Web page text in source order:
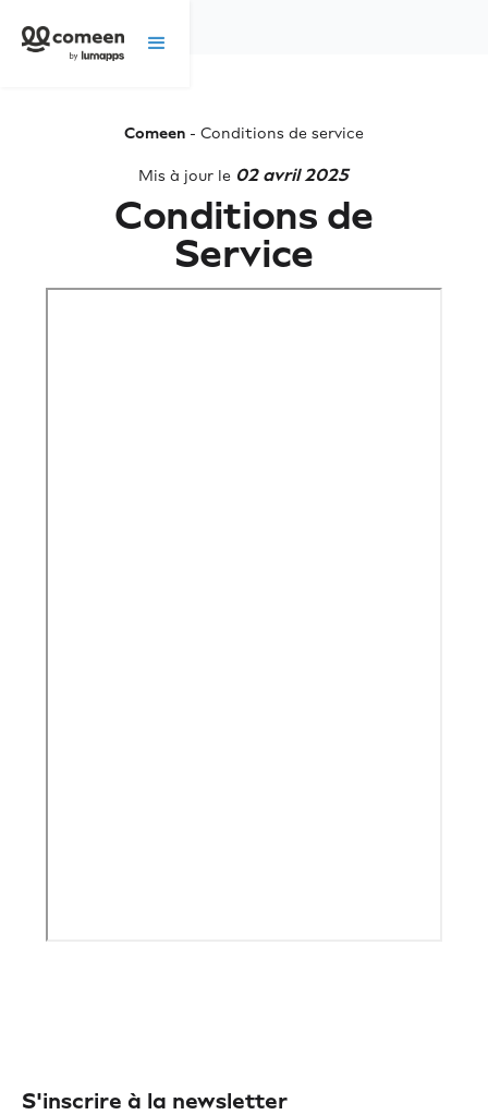
Comeen - Conditions de service
Mis à jour le 02 avril 2025
Conditions de
Service
S'inscrire à la newsletter